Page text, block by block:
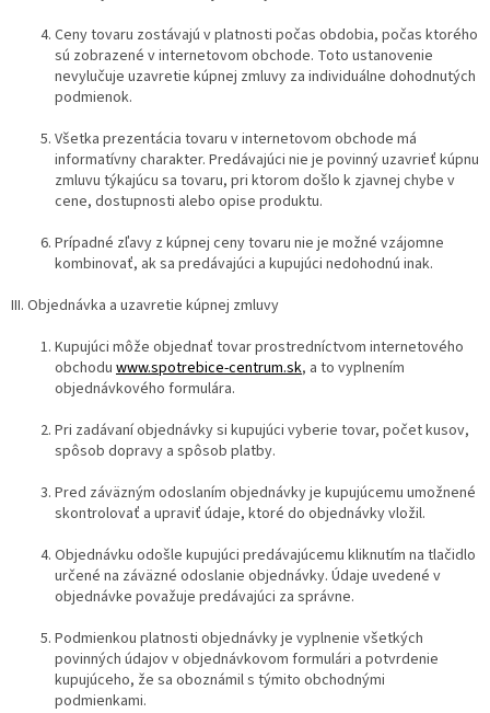
Ceny tovaru zostávajú v platnosti počas obdobia, počas ktorého
sú zobrazené v internetovom obchode. Toto ustanovenie
nevylučuje uzavretie kúpnej zmluvy za individuálne dohodnutých
podmienok.
Všetka prezentácia tovaru v internetovom obchode má
informatívny charakter. Predávajúci nie je povinný uzavrieť kúpnu
zmluvu týkajúcu sa tovaru, pri ktorom došlo k zjavnej chybe v
cene, dostupnosti alebo opise produktu.
Prípadné zľavy z kúpnej ceny tovaru nie je možné vzájomne
kombinovať, ak sa predávajúci a kupujúci nedohodnú inak.
III. Objednávka a uzavretie kúpnej zmluvy
Kupujúci môže objednať tovar prostredníctvom internetového
obchodu www.spotrebice-centrum.sk, a to vyplnením
objednávkového formulára.
Pri zadávaní objednávky si kupujúci vyberie tovar, počet kusov,
spôsob dopravy a spôsob platby.
Pred záväzným odoslaním objednávky je kupujúcemu umožnené
skontrolovať a upraviť údaje, ktoré do objednávky vložil.
Objednávku odošle kupujúci predávajúcemu kliknutím na tlačidlo
určené na záväzné odoslanie objednávky. Údaje uvedené v
objednávke považuje predávajúci za správne.
Podmienkou platnosti objednávky je vyplnenie všetkých
povinných údajov v objednávkovom formulári a potvrdenie
kupujúceho, že sa oboznámil s týmito obchodnými
podmienkami.